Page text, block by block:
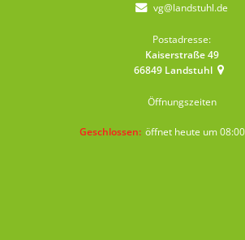
vg@landstuhl.de
Postadresse:
Kaiserstraße 49
66849 Landstuhl
Öffnungszeiten
Klicken, um weitere Öffnungs- oder
Geschlossen: öffnet heute um